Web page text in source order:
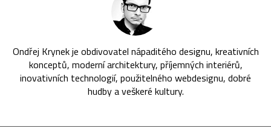
Ondřej Krynek je obdivovatel nápaditého designu, kreativních
konceptů, moderní architektury, příjemných interiérů,
inovativních technologií, použitelného webdesignu, dobré
hudby a veškeré kultury.